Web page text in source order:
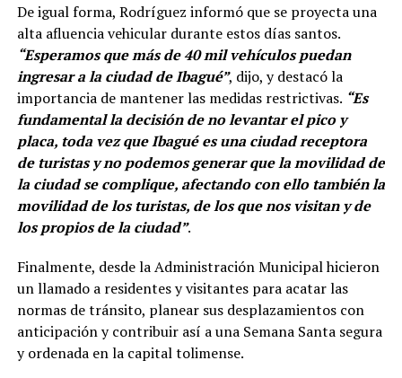
De igual forma, Rodríguez informó que se proyecta una
alta afluencia vehicular durante estos días santos.
“Esperamos que más de 40 mil vehículos puedan
ingresar a la ciudad de Ibagué”, dijo, y destacó la
importancia de mantener las medidas restrictivas. “Es
fundamental la decisión de no levantar el pico y
placa, toda vez que Ibagué es una ciudad receptora
de turistas y no podemos generar que la movilidad de
la ciudad se complique, afectando con ello también la
movilidad de los turistas, de los que nos visitan y de
los propios de la ciudad”.
Finalmente, desde la Administración Municipal hicieron
un llamado a residentes y visitantes para acatar las
normas de tránsito, planear sus desplazamientos con
anticipación y contribuir así a una Semana Santa segura
y ordenada en la capital tolimense.